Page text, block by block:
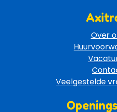
Over
Veelgestelde